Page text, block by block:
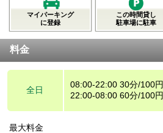
マイパーキング
に登録
この時間貸し
駐車場に駐車
料金
全日
08:00-22:00 30分/100円
22:00-08:00 60分/100円
最大料金